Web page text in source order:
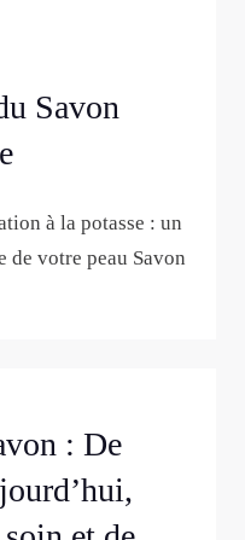
Savon
à la potasse : un
de votre peau Savon
: De